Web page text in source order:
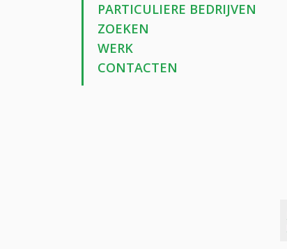
PARTICULIERE BEDRIJVEN
ZOEKEN
WERK
CONTACTEN